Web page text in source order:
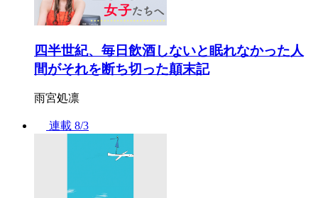
四半世紀、毎日飲酒しないと眠れなかった人
間がそれを断ち切った顛末記
雨宮処凛
連載 8/3